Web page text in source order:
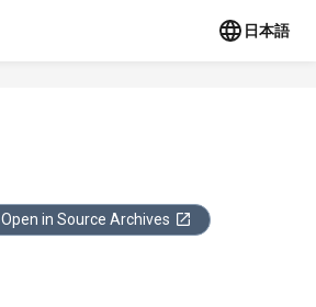
日本語
Open in Source Archives